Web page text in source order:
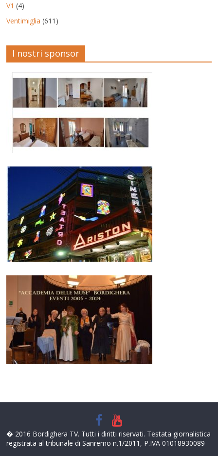
V1 (4)
Ventimiglia (611)
I nostri sponsor
� 2016 Bordighera TV. Tutti i diritti riservati. Testata giornalistica
registrata al tribunale di Sanremo n.1/2011, P.IVA 01018930089